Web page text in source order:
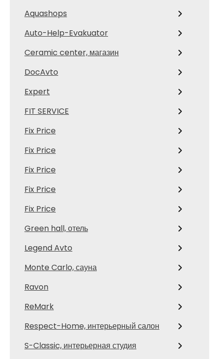
Aquashops
Auto-Help-Evakuator
Ceramic center, магазин
DocAvto
Expert
FIT SERVICE
Fix Price
Fix Price
Fix Price
Fix Price
Fix Price
Green hall, отель
Legend Avto
Monte Carlo, сауна
Ravon
ReMark
Respect-Home, интерьерный салон
S-Classic, интерьерная студия